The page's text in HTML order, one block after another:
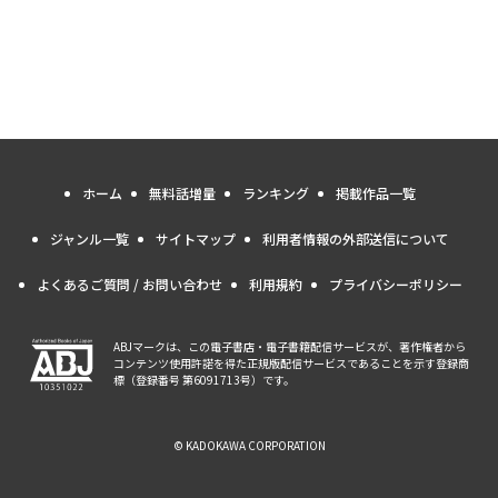
ホーム 無料話増量 ランキング 掲載作品一覧
ジャンル一覧 サイトマップ 利用者情報の外部送信について
よくあるご質問 / お問い合わせ 利用規約 プライバシーポリシー
ABJマークは、この電子書店・電子書籍配信サービスが、著作権者から
コンテンツ使用許諾を得た正規版配信サービスであることを示す登録商
標（登録番号 第6091713号）です。
© KADOKAWA CORPORATION